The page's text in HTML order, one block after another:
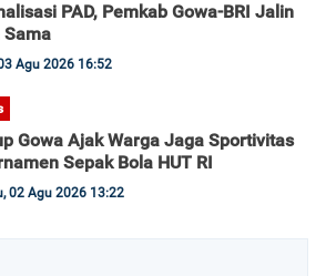
PAD, Pemkab Gowa-BRI Jalin
Sama
Agu 2026 16:52
Gowa Ajak Warga Jaga Sportivitas
Sepak Bola HUT RI
02 Agu 2026 13:22